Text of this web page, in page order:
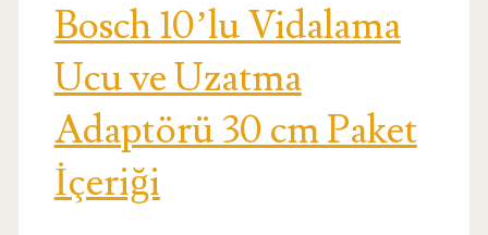
Bosch 10’lu Vidalama
Ucu ve Uzatma
Adaptörü 30 cm Paket
İçeriği